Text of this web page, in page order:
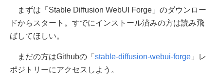
まずは「Stable Diffusion WebUI Forge」のダウンロー
ドからスタート。すでにインストール済みの方は読み飛
ばしてほしい。
まだの方はGithubの「 stable-diffusion-webui-forge 」レ
ポジトリーにアクセスしよう。